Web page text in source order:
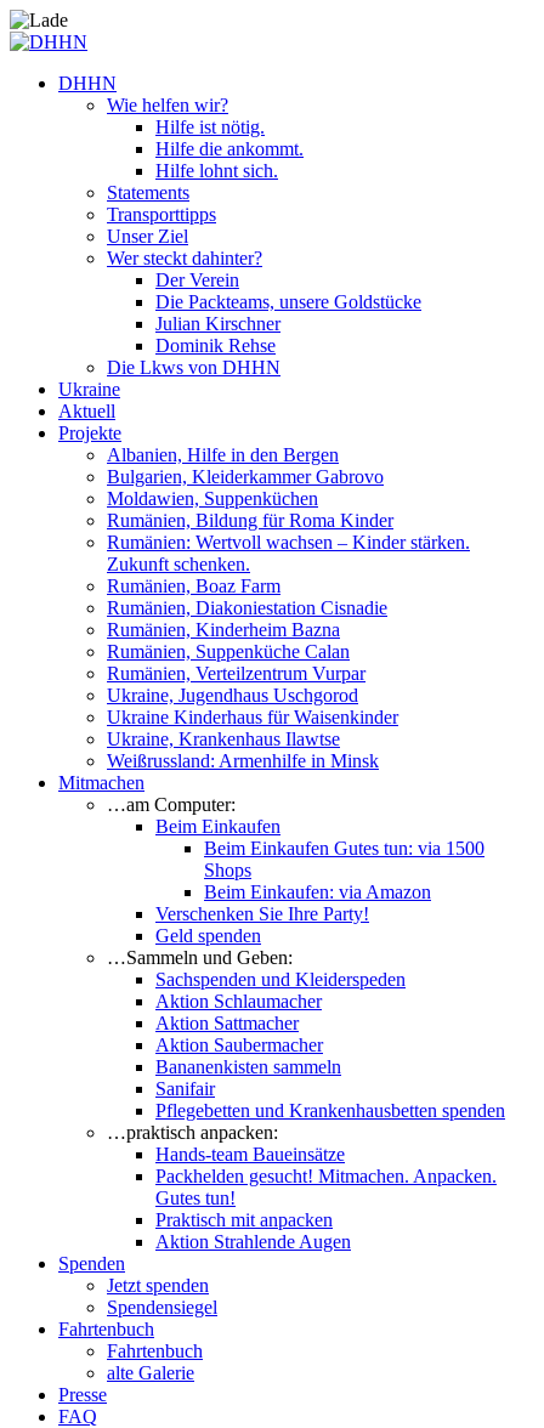
DHHN
Wie helfen wir?
Hilfe ist nötig.
Hilfe die ankommt.
Hilfe lohnt sich.
Statements
Transporttipps
Unser Ziel
Wer steckt dahinter?
Der Verein
Die Packteams, unsere Goldstücke
Julian Kirschner
Dominik Rehse
Die Lkws von DHHN
Ukraine
Aktuell
Projekte
Albanien, Hilfe in den Bergen
Bulgarien, Kleiderkammer Gabrovo
Moldawien, Suppenküchen
Rumänien, Bildung für Roma Kinder
Rumänien: Wertvoll wachsen – Kinder stärken.
Zukunft schenken.
Rumänien, Boaz Farm
Rumänien, Diakoniestation Cisnadie
Rumänien, Kinderheim Bazna
Rumänien, Suppenküche Calan
Rumänien, Verteilzentrum Vurpar
Ukraine, Jugendhaus Uschgorod
Ukraine Kinderhaus für Waisenkinder
Ukraine, Krankenhaus Ilawtse
Weißrussland: Armenhilfe in Minsk
Mitmachen
…am Computer:
Beim Einkaufen
Beim Einkaufen Gutes tun: via 1500
Shops
Beim Einkaufen: via Amazon
Verschenken Sie Ihre Party!
Geld spenden
…Sammeln und Geben:
Sachspenden und Kleiderspeden
Aktion Schlaumacher
Aktion Sattmacher
Aktion Saubermacher
Bananenkisten sammeln
Sanifair
Pflegebetten und Krankenhausbetten spenden
…praktisch anpacken:
Hands-team Baueinsätze
Packhelden gesucht! Mitmachen. Anpacken.
Gutes tun!
Praktisch mit anpacken
Aktion Strahlende Augen
Spenden
Jetzt spenden
Spendensiegel
Fahrtenbuch
Fahrtenbuch
alte Galerie
Presse
FAQ